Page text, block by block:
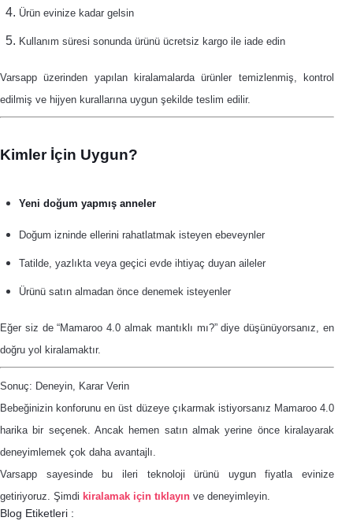
Ürün evinize kadar gelsin
Kullanım süresi sonunda ürünü ücretsiz kargo ile iade edin
Varsapp üzerinden yapılan kiralamalarda ürünler temizlenmiş, kontrol
edilmiş ve hijyen kurallarına uygun şekilde teslim edilir.
Kimler İçin Uygun?
Yeni doğum yapmış anneler
Doğum izninde ellerini rahatlatmak isteyen ebeveynler
Tatilde, yazlıkta veya geçici evde ihtiyaç duyan aileler
Ürünü satın almadan önce denemek isteyenler
Eğer siz de “Mamaroo 4.0 almak mantıklı mı?” diye düşünüyorsanız, en
doğru yol kiralamaktır.
Sonuç: Deneyin, Karar Verin
Bebeğinizin konforunu en üst düzeye çıkarmak istiyorsanız Mamaroo 4.0
harika bir seçenek. Ancak hemen satın almak yerine önce kiralayarak
deneyimlemek çok daha avantajlı.
Varsapp sayesinde bu ileri teknoloji ürünü uygun fiyatla evinize
getiriyoruz. Şimdi kiralamak için tıklayın ve deneyimleyin.
Blog Etiketleri :